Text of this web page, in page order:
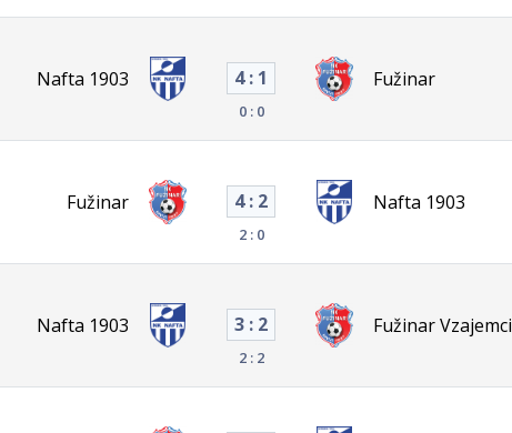
Nafta 1903 4 : 1
0 : 0
Fužinar
Fužinar 4 : 2
2 : 0
Nafta 1903
Nafta 1903 3 : 2
2 : 2
Fužinar Vzajemci